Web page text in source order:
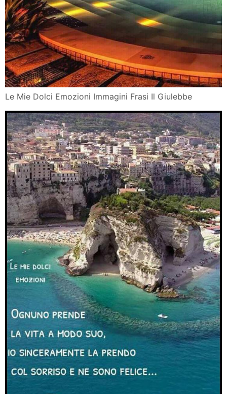
Le Mie Dolci Emozioni Immagini Frasi Il Giulebbe